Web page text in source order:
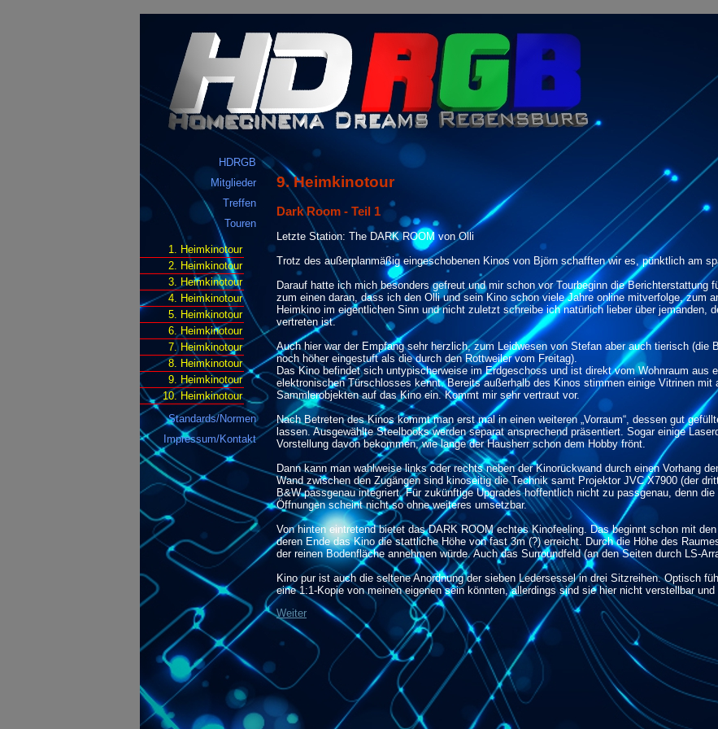
HDRGB
Mitglieder
Treffen
Touren
1. Heimkinotour
2. Heimkinotour
3. Heimkinotour
4. Heimkinotour
5. Heimkinotour
6. Heimkinotour
7. Heimkinotour
8. Heimkinotour
9. Heimkinotour
10. Heimkinotour
Standards/Normen
Impressum/Kontakt
9. Heimkinotour
Dark Room - Teil 1
Letzte Station: The DARK ROOM von Olli
Trotz des außerplanmäßig eingeschobenen Kinos von Björn schafften wir es, pünktlich am
Darauf hatte ich mich besonders gefreut und mir schon vor Tourbeginn die Berichterstattung
zum einen daran, dass ich den Olli und sein Kino schon viele Jahre online mitverfolge, zum
Heimkino im eigentlichen Sinn und nicht zuletzt schreibe ich natürlich lieber über jemanden,
vertreten ist.
Auch hier war der Empfang sehr herzlich, zum Leidwesen von Stefan aber auch tierisch (die
noch höher eingestuft als die durch den Rottweiler vom Freitag).
Das Kino befindet sich untypischerweise im Erdgeschoss und ist direkt vom Wohnraum aus
elektronischen Türschlosses kennt. Bereits außerhalb des Kinos stimmen einige Vitrinen mit
Sammlerobjekten auf das Kino ein. Kommt mir sehr vertraut vor.
Nach Betreten des Kinos kommt man erst mal in einen weiteren „Vorraum“, dessen gut
lassen. Ausgewählte Steelbooks werden separat ansprechend präsentiert. Sogar einige
Vorstellung davon bekommen, wie lange der Hausherr schon dem Hobby frönt.
Dann kann man wahlweise links oder rechts neben der Kinorückwand durch einen Vorhang
Wand zwischen den Zugängen sind kinoseitig die Technik samt Projektor JVC X7900 (der
B&W passgenau integriert. Für zukünftige Upgrades hoffentlich nicht zu passgenau, denn
Öffnungen scheint nicht so ohne weiteres umsetzbar.
Von hinten eintretend bietet das DARK ROOM echtes Kinofeeling. Das beginnt schon mit
deren Ende das Kino die stattliche Höhe von fast 3m (?) erreicht. Durch die Höhe des
der reinen Bodenfläche annehmen würde. Auch das Surroundfeld (an den Seiten durch LS-
Kino pur ist auch die seltene Anordnung der sieben Ledersessel in drei Sitzreihen. Optisch
eine 1:1-Kopie von meinen eigenen sein könnten, allerdings sind sie hier nicht verstellbar
Weiter